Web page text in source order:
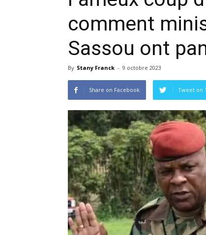
comment
Sassou ont
By Stany Franck - 9 octobre 2023
Share on Facebook Tweet on